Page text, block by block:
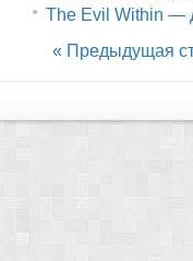
The Evil Within —
« Предыдущая